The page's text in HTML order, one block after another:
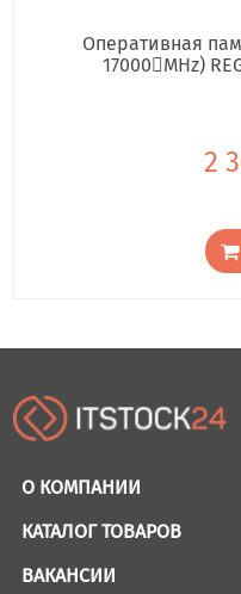
Оперативная
17000񢋕MHz)
2
О КОМПАНИИ
КАТАЛОГ ТОВАРОВ
ВАКАНСИИ